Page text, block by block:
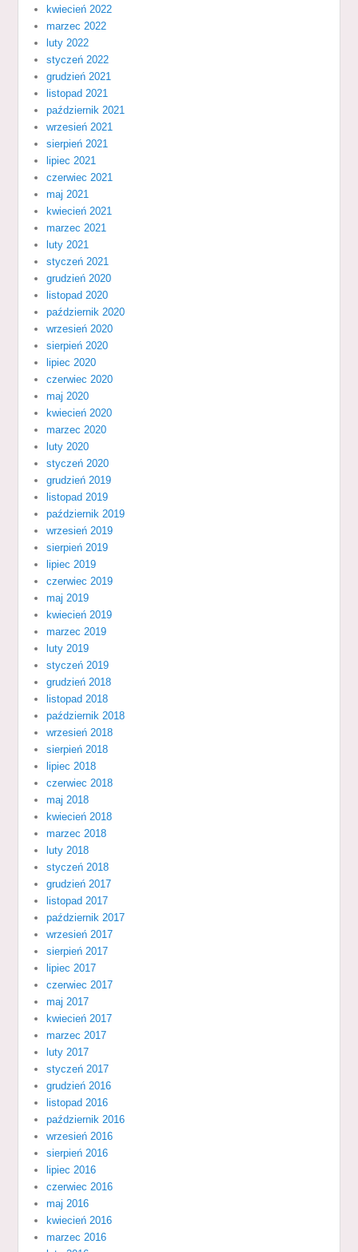
kwiecień 2022
marzec 2022
luty 2022
styczeń 2022
grudzień 2021
listopad 2021
październik 2021
wrzesień 2021
sierpień 2021
lipiec 2021
czerwiec 2021
maj 2021
kwiecień 2021
marzec 2021
luty 2021
styczeń 2021
grudzień 2020
listopad 2020
październik 2020
wrzesień 2020
sierpień 2020
lipiec 2020
czerwiec 2020
maj 2020
kwiecień 2020
marzec 2020
luty 2020
styczeń 2020
grudzień 2019
listopad 2019
październik 2019
wrzesień 2019
sierpień 2019
lipiec 2019
czerwiec 2019
maj 2019
kwiecień 2019
marzec 2019
luty 2019
styczeń 2019
grudzień 2018
listopad 2018
październik 2018
wrzesień 2018
sierpień 2018
lipiec 2018
czerwiec 2018
maj 2018
kwiecień 2018
marzec 2018
luty 2018
styczeń 2018
grudzień 2017
listopad 2017
październik 2017
wrzesień 2017
sierpień 2017
lipiec 2017
czerwiec 2017
maj 2017
kwiecień 2017
marzec 2017
luty 2017
styczeń 2017
grudzień 2016
listopad 2016
październik 2016
wrzesień 2016
sierpień 2016
lipiec 2016
czerwiec 2016
maj 2016
kwiecień 2016
marzec 2016